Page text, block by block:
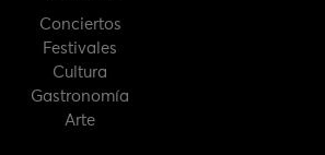
Conciertos
Festivales
Cultura
Gastronomía
Arte